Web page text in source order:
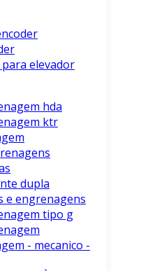
elevador
hda
ktr
dupla
e engrenagens
tipo g
- mecanico -